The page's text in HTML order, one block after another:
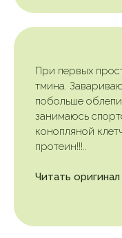
При первых
тмина.
побольше
занимаюсь
конопляной
протеин!!!..
Читать